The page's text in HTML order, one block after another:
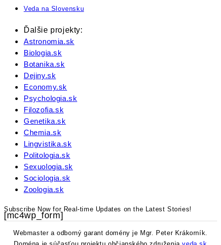
Veda na Slovensku
Ďalšie projekty:
Astronomia.sk
Biologia.sk
Botanika.sk
Dejiny.sk
Economy.sk
Psychologia.sk
Filozofia.sk
Genetika.sk
Chemia.sk
Lingvistika.sk
Politologia.sk
Sexuologia.sk
Sociologia.sk
Zoologia.sk
Subscribe Now for Real-time Updates on the Latest Stories!
[mc4wp_form]
Webmaster a odborný garant domény je Mgr. Peter Krákorník.